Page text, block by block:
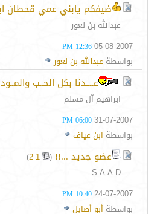
ضيفكم يابني عمي قحطان
عبدالله بن لعور
05-08-2007
12:36 PM
بواسطة عبدالله بن لعور
عــــدنا بكل الحــب
ابراهيم آل مسلم
31-07-2007
06:00 PM
بواسطة ابن عياف
عضو جديد ...!! (
1
2
)
S A A D
24-07-2007
10:40 PM
بواسطة أبو أصايل